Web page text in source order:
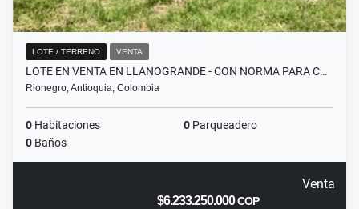
LOTE / TERRENO VENTA
LOTE EN VENTA EN LLANOGRANDE - CON NORMA PARA C…
Rionegro, Antioquia, Colombia
0 Habitaciones 0 Parqueadero
0 Baños
Venta
$6.233.250.000COP